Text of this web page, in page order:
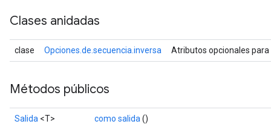
Clases anidadas
clase Opciones.de.secuencia.inversa Atributos opcionales para
Métodos públicos
Salida <T> como salida ()